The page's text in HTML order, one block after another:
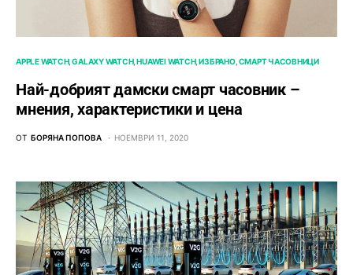
APPLE WATCH GALAXY WATCH HUAWEI WATCH ИЗБРАНО СМАРТ ЧАСОВНИЦИ
Най-добрият дамски смарт часовник –
мнения, характеристики и цена
ОТ БОРЯНА ПОПОВА НОЕМВРИ 11, 2020